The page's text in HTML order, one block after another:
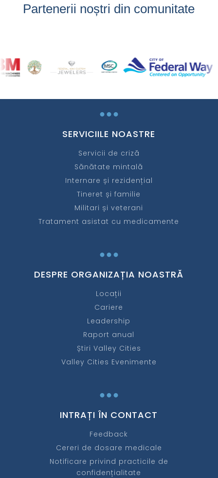
Partenerii noștri din comunitate
...
SERVICIILE NOASTRE
Servicii de criză
Sănătate mintală
Internare și rezidențial
Tineret și familie
Militari și veterani
Tratament asistat cu medicamente
...
DESPRE ORGANIZAȚIA NOASTRĂ
Locații
Cariere
Leadership
Raport anual
Știri Valley Cities
Valley Cities Evenimente
...
INTRAȚI ÎN CONTACT
Feedback
Cereri de dosare medicale
Notificare privind practicile de
confidențialitate